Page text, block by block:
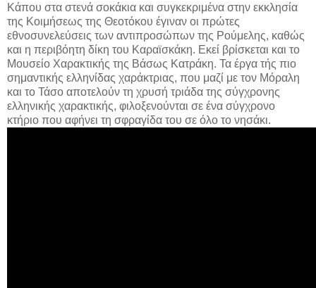
Κάπου στα στενά σοκάκια και συγκεκριμένα στην εκκλησία
της Κοιμήσεως της Θεοτόκου έγιναν οι πρώτες
εθνοσυνελεύσεις των αντιπροσώπων της Ρούμελης, καθώς
και η περιβόητη δίκη του Καραϊσκάκη. Εκεί βρίσκεται και το
Μουσείο Χαρακτικής της Βάσως Κατράκη. Τα έργα τής πιο
σημαντικής ελληνίδας χαράκτριας, που μαζί με τον Μόραλη
και το Τάσο αποτελούν τη χρυσή τριάδα της σύγχρονης
ελληνικής χαρακτικής, φιλοξενούνται σε ένα σύγχρονο
κτήριο που αφήνει τη σφραγίδα του σε όλο το νησάκι.